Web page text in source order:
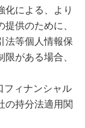
化による、より
供のために、
法等個人情報保
がある場合、
フィナンシャル
の持分法適用関